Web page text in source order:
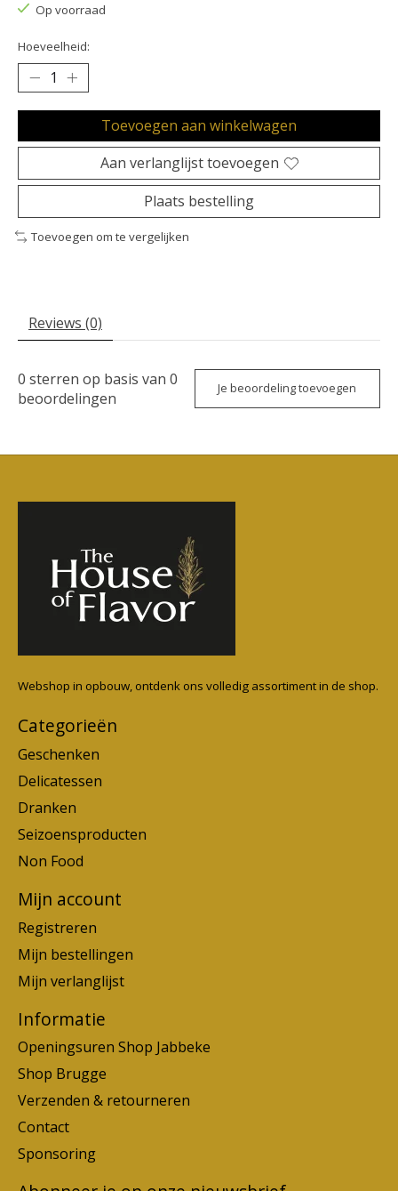
Op voorraad
Hoeveelheid:
Toevoegen aan winkelwagen
Aan verlanglijst toevoegen
Plaats bestelling
Toevoegen om te vergelijken
Reviews (0)
0 sterren op basis van 0
beoordelingen
Je beoordeling toevoegen
Webshop in opbouw, ontdenk ons volledig assortiment in de shop.
Categorieën
Geschenken
Delicatessen
Dranken
Seizoensproducten
Non Food
Mijn account
Registreren
Mijn bestellingen
Mijn verlanglijst
Informatie
Openingsuren Shop Jabbeke
Shop Brugge
Verzenden & retourneren
Contact
Sponsoring